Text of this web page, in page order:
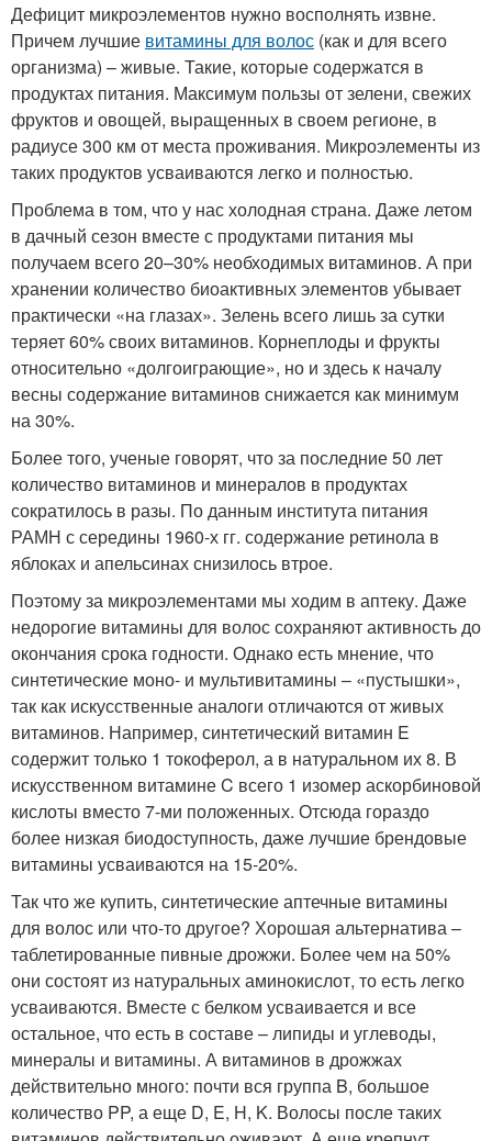
Дефицит микроэлементов нужно восполнять извне.
Причем лучшие витамины для волос (как и для всего
организма) – живые. Такие, которые содержатся в
продуктах питания. Максимум пользы от зелени, свежих
фруктов и овощей, выращенных в своем регионе, в
радиусе 300 км от места проживания. Микроэлементы из
таких продуктов усваиваются легко и полностью.
Проблема в том, что у нас холодная страна. Даже летом
в дачный сезон вместе с продуктами питания мы
получаем всего 20–30% необходимых витаминов. А при
хранении количество биоактивных элементов убывает
практически «на глазах». Зелень всего лишь за сутки
теряет 60% своих витаминов. Корнеплоды и фрукты
относительно «долгоиграющие», но и здесь к началу
весны содержание витаминов снижается как минимум
на 30%.
Более того, ученые говорят, что за последние 50 лет
количество витаминов и минералов в продуктах
сократилось в разы. По данным института питания
РАМН с середины 1960-х гг. содержание ретинола в
яблоках и апельсинах снизилось втрое.
Поэтому за микроэлементами мы ходим в аптеку. Даже
недорогие витамины для волос сохраняют активность до
окончания срока годности. Однако есть мнение, что
синтетические моно- и мультивитамины – «пустышки»,
так как искусственные аналоги отличаются от живых
витаминов. Например, синтетический витамин E
содержит только 1 токоферол, а в натуральном их 8. В
искусственном витамине C всего 1 изомер аскорбиновой
кислоты вместо 7-ми положенных. Отсюда гораздо
более низкая биодоступность, даже лучшие брендовые
витамины усваиваются на 15-20%.
Так что же купить, синтетические аптечные витамины
для волос или что-то другое? Хорошая альтернатива –
таблетированные пивные дрожжи. Более чем на 50%
они состоят из натуральных аминокислот, то есть легко
усваиваются. Вместе с белком усваивается и все
остальное, что есть в составе – липиды и углеводы,
минералы и витамины. А витаминов в дрожжах
действительно много: почти вся группа B, большое
количество PP, а еще D, E, H, K. Волосы после таких